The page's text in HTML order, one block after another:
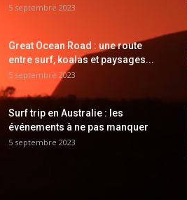
5 septembre 2023
Great Ocean Road : une route
entre surf, koalas et paysages...
5 septembre 2023
Surf trip en Australie : les
événements à ne pas manquer
5 septembre 2023